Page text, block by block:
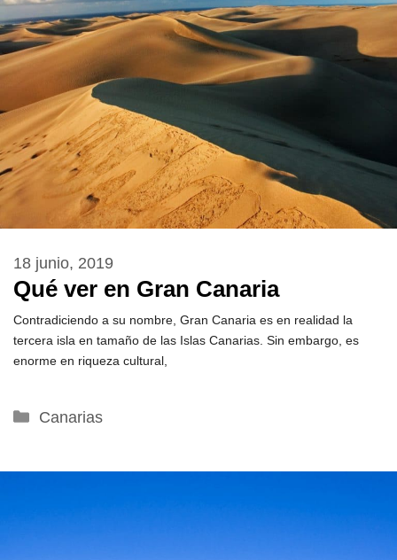
Qué ver en Gran Canaria
18 junio, 2019
Contradiciendo a su nombre, Gran Canaria es en realidad la
tercera isla en tamaño de las Islas Canarias. Sin embargo, es
enorme en riqueza cultural,
Categorías
Canarias